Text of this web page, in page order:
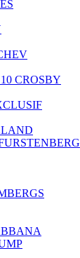
CROSBY